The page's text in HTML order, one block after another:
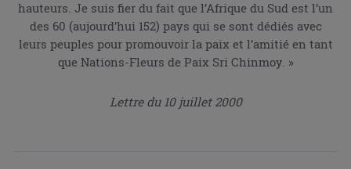
hauteurs. Je suis fier du fait que l’Afrique du Sud est l’un
des 60 (aujourd’hui 152) pays qui se sont dédiés avec
leurs peuples pour promouvoir la paix et l’amitié en tant
que Nations-Fleurs de Paix Sri Chinmoy. »
Lettre du 10 juillet 2000